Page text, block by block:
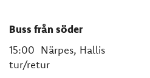
Buss från söder
15:00 Närpes, Hallis
tur/retur